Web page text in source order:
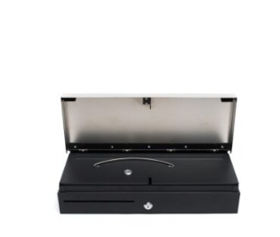
Πρόσθήκη
στην λίστα
επιθυμιών